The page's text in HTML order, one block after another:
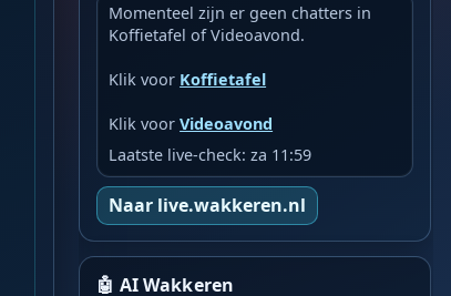
Momenteel zijn er geen chatters in
Koffietafel of Videoavond.
Klik voor Koffietafel
Klik voorVideoavond
Laatste live-check: za 11:59
Naar live.wakkeren.nl
🤖 AI Wakkeren